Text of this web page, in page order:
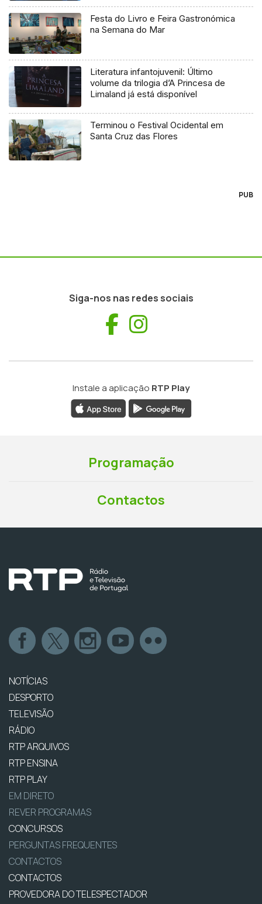
Festa do Livro e Feira Gastronómica
na Semana do Mar
Literatura infantojuvenil: Último
volume da trilogia d’A Princesa de
Limaland já está disponível
Terminou o Festival Ocidental em
Santa Cruz das Flores
PUB
Siga-nos nas redes sociais
Facebook
Instale a aplicação RTP Play
Programação
Contactos
NOTÍCIAS
DESPORTO
TELEVISÃO
RÁDIO
RTP ARQUIVOS
RTP ENSINA
RTP PLAY
EM DIRETO
REVER PROGRAMAS
CONCURSOS
PERGUNTAS FREQUENTES
CONTACTOS
CONTACTOS
PROVEDORA DO TELESPECTADOR